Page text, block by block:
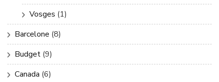
Vosges (1)
Barcelone (8)
Budget (9)
Canada (6)